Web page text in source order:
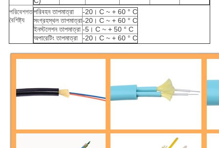
পরিবেশগত
বৈশিষ্ট্য
পরিবহন তাপমাত্রা -20। C ~ + 60 ° C
সংগ্রহস্থল তাপমাত্রা-20। C ~ + 60 ° C
ইনস্টলেশন তাপমাত্রা -5। C ~ + 50 ° C
অপারেটিং তাপমাত্রা
-20। C ~ + 60 ° C